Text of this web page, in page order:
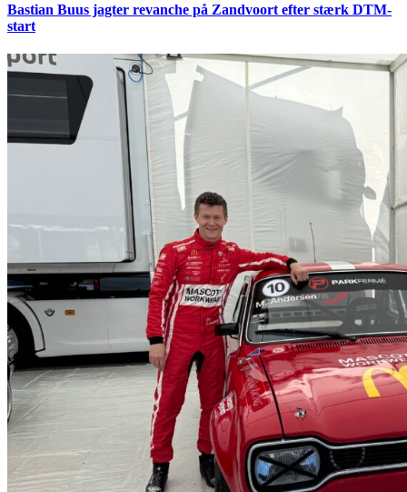
Bastian Buus jagter revanche på Zandvoort efter stærk DTM-
start